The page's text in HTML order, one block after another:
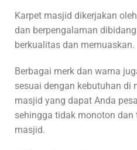
Karpet masjid dikerjakan
dan berpengalaman
berkualitas dan memuaskan.
Berbagai merk dan warna
sesuai dengan kebutuhan di
masjid yang dapat Anda
sehingga tidak monoton
masjid.